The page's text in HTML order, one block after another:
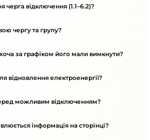
черга відключення (1.1–6.2)?
чергу та групу?
за графіком його мали вимкнути?
відновлення електроенергії?
можливим відключенням?
інформація на сторінці?